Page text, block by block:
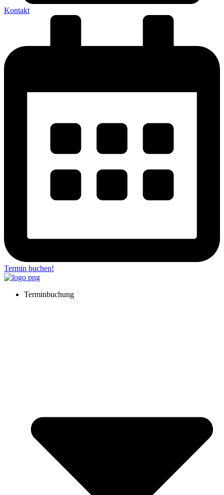
Kontakt
Termin buchen!
Terminbuchung